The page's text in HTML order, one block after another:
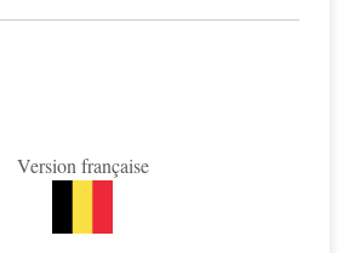
Version française